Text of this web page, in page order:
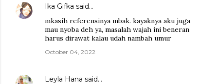
Ika Gifka said…
mkasih referensinya mbak. kayaknya aku juga
mau nyoba deh ya, masalah wajah ini beneran
harus dirawat kalau udah nambah umur
October 04, 2022
Leyla Hana said…